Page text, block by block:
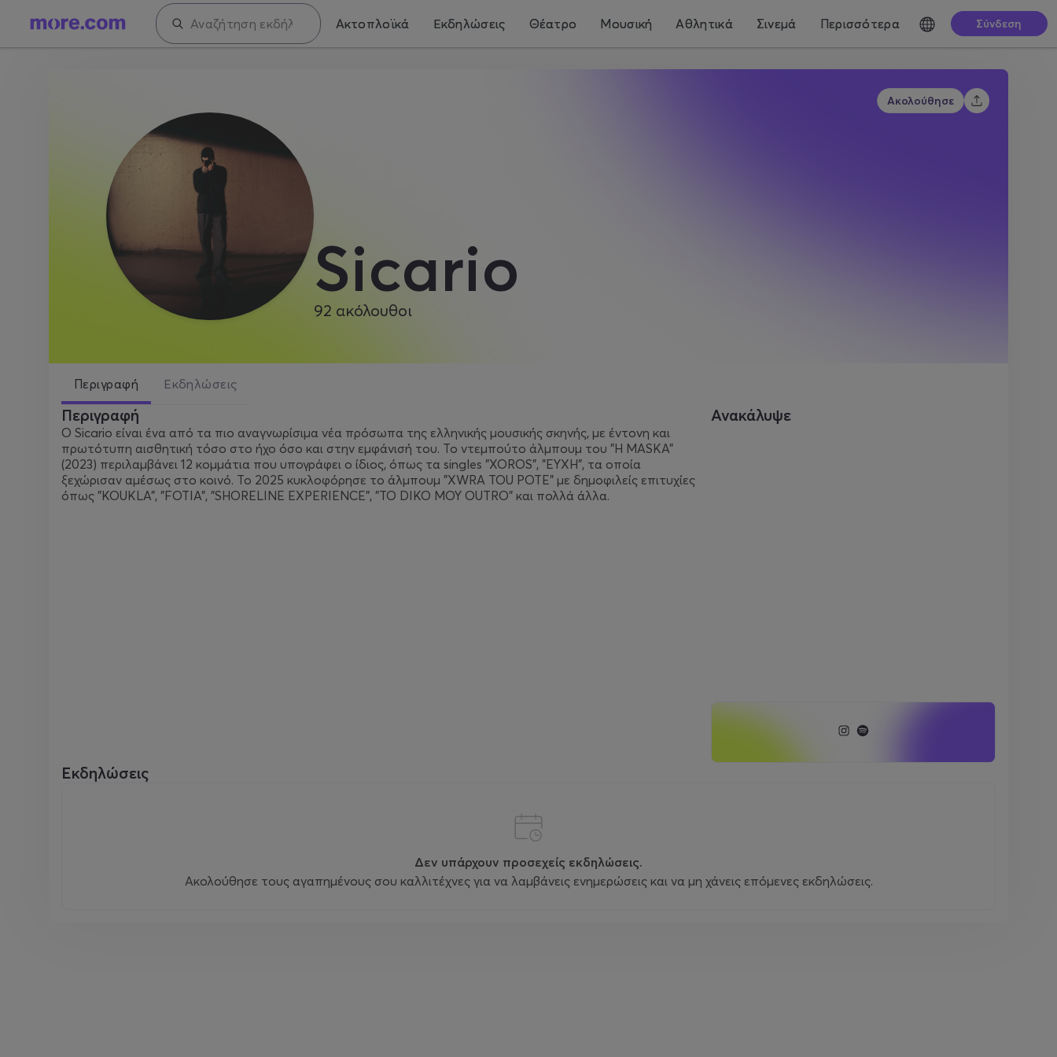
Ακτοπλοϊκά Εκδηλώσεις Θέατρο Μουσική Αθλητικά Σινεμά Περισσότερα Σύνδεση
Sicario
92 ακόλουθοι
Ακολούθησε
Περιγραφή Εκδηλώσεις
Περιγραφή
Ο Sicario είναι ένα από τα πιο αναγνωρίσιμα νέα πρόσωπα της ελληνικής μουσικής σκηνής, με έντονη και
πρωτότυπη αισθητική τόσο στο ήχο όσο και στην εμφάνισή του. Το ντεμπούτο άλμπουμ του "H MASKA"
(2023) περιλαμβάνει 12 κομμάτια που υπογράφει ο ίδιος, όπως τα singles "XOROS", "EYXH", τα οποία
ξεχώρισαν αμέσως στο κοινό. Το 2025 κυκλοφόρησε το άλμπουμ "XWRA TOU POTE" με δημοφιλείς επιτυχίες
όπως "KOUKLA", "FOTIA", "SHORELINE EXPERIENCE", "TO DIKO MOY OUTRO" και πολλά άλλα.
Ανακάλυψε
Εκδηλώσεις
Δεν υπάρχουν προσεχείς εκδηλώσεις.
Ακολούθησε τους αγαπημένους σου καλλιτέχνες για να λαμβάνεις ενημερώσεις και να μη χάνεις επόμενες εκδηλώσεις.